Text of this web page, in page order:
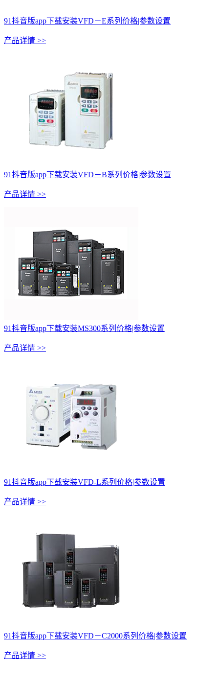
91抖音版app下载安装VFD－E系列价格|参数设置
产品详情 >>
91抖音版app下载安装VFD－B系列价格|参数设置
产品详情 >>
91抖音版app下载安装MS300系列价格|参数设置
产品详情 >>
91抖音版app下载安装VFD-L系列价格|参数设置
产品详情 >>
91抖音版app下载安装VFD－C2000系列价格|参数设置
产品详情 >>